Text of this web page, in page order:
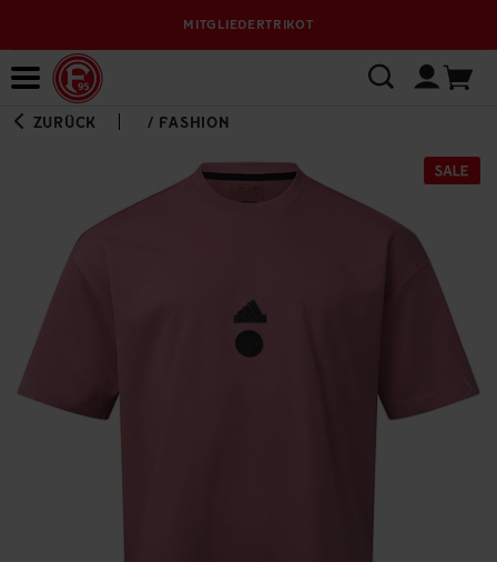
MITGLIEDERTRIKOT
ZURÜCK / FASHION